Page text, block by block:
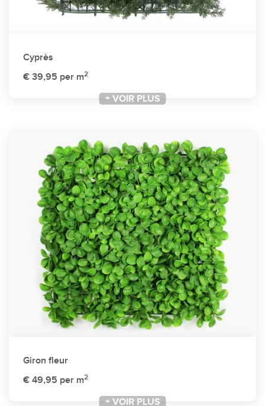
Cyprès
€ 39,95 per m2
+ VOIR PLUS
Giron fleur
€ 49,95 per m2
+ VOIR PLUS